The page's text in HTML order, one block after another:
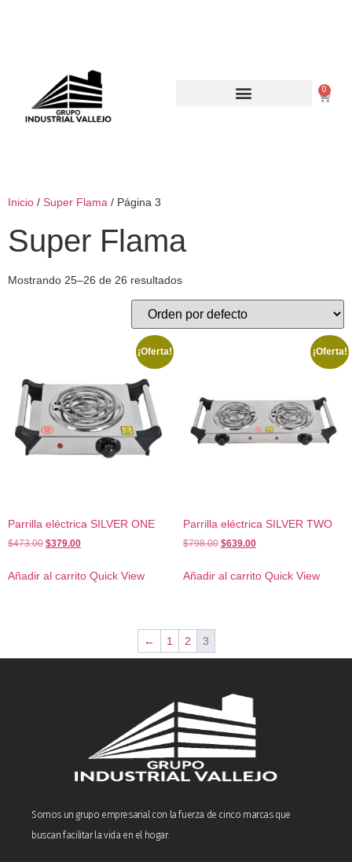
0
Inicio / Super Flama / Página 3
Super Flama
Mostrando 25–26 de 26 resultados
¡Oferta!
Parrilla eléctrica SILVER ONE
$473.00 $379.00
Añadir al carrito Quick View
¡Oferta!
Parrilla eléctrica SILVER TWO
$798.00 $639.00
Añadir al carrito Quick View
← 1 2 3
Somos un grupo empresarial con la fuerza de cinco marcas que
buscan facilitar la vida en el hogar.